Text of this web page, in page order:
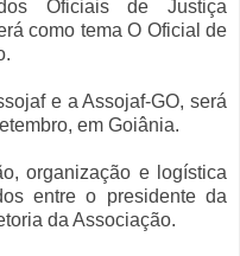
Oficiais de Justiça
como tema O Oficial de
e a Assojaf-GO, será
em Goiânia.
organização e logística
entre o presidente da
da Associação.